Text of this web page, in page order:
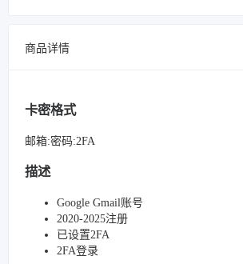
商品详情
卡密格式
邮箱:密码:2FA
描述
Google Gmail账号
2020-2025注册
已设置2FA
2FA登录